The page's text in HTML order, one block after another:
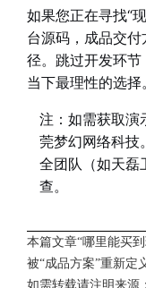
如果您正在寻找“
台源码，成品交
径。跳过开发环
当下最理性的选择。
注：如需获取演
莞梦幻网络科技
全团队（如天磊
查。
本篇文章“哪里能买
被“成品方案”重新定
如需转载请注明来源：